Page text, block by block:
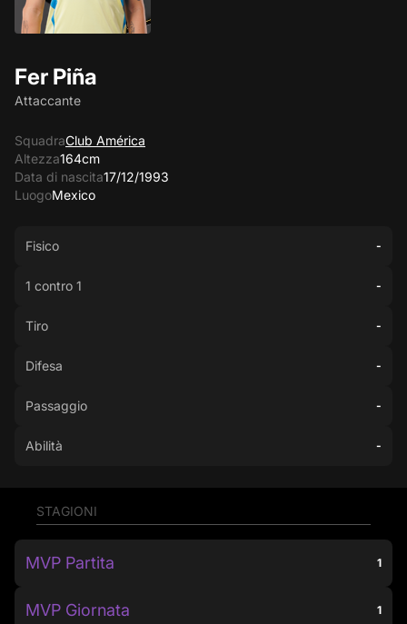
Fer Piña
Attaccante
SquadraClub América
Altezza164cm
Data di nascita17/12/1993
LuogoMexico
Fisico -
1 contro 1 -
Tiro -
Difesa -
Passaggio -
Abilità -
STAGIONI
MVP Partita 1
MVP Giornata 1